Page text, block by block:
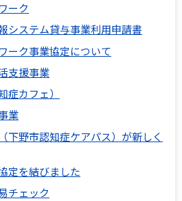
ーク
システム貸与事業利用申請書
ーク事業協定について
支援事業
症カフェ）
業
下野市認知症ケアパス）が新しく
定を結びました
チェック